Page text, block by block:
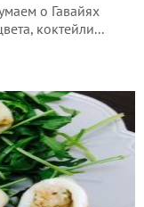
о Гавайях
коктейли...